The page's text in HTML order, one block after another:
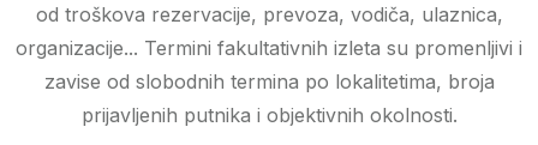
od troškova rezervacije, prevoza, vodiča, ulaznica,
organizacije... Termini fakultativnih izleta su promenljivi i
zavise od slobodnih termina po lokalitetima, broja
prijavljenih putnika i objektivnih okolnosti.